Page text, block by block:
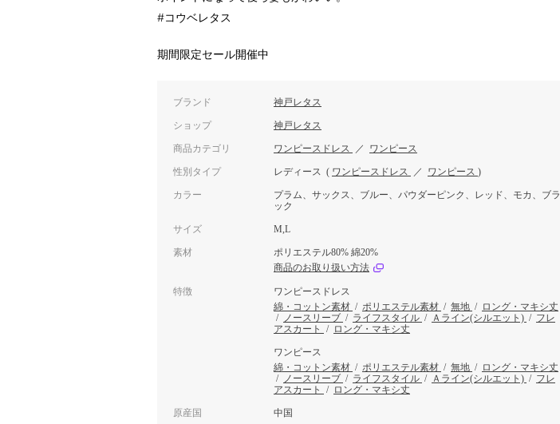
#コウベレタス
期間限定セール開催中
ブランド 神戸レタス
ショップ 神戸レタス
商品カテゴリ ワンピースドレス ／ ワンピース
性別タイプ レディース ( ワンピースドレス ／ ワンピース )
カラー
プラム、サックス、ブルー、パウダーピンク、レッド、モカ、ブラ
ック
サイズ M,L
素材
ポリエステル80% 綿20%
商品のお取り扱い方法
特徴
ワンピースドレス
綿・コットン素材 / ポリエステル素材 / 無地 / ロング・マキシ丈
/
ノースリーブ / ライフスタイル / Ａライン(シルエット) / フレ
アスカート
/ ロング・マキシ丈
ワンピース
綿・コットン素材 / ポリエステル素材 / 無地 / ロング・マキシ丈
/
ノースリーブ / ライフスタイル / Ａライン(シルエット) / フレ
アスカート
/ ロング・マキシ丈
原産国 中国